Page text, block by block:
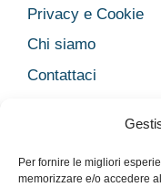
Per fornire le migliori
memorizzare e/o accedere
Privacy e Cookie
Chi siamo
Contattaci
Cookie Policy